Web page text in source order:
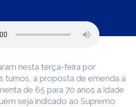
nesta terça-feira por
turnos, a proposta de emenda à
de 65 para 70 anos a idade
seja indicado ao Supremo